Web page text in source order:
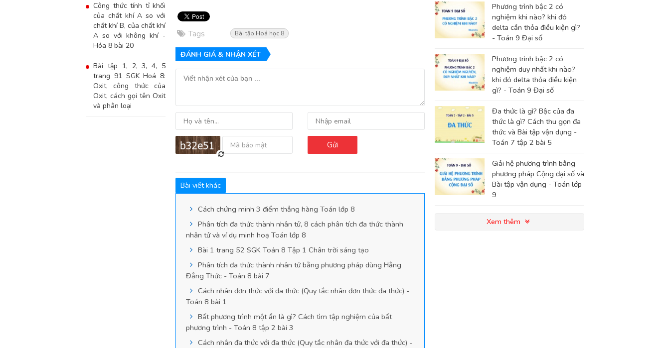
Công thức tính tỉ khối
của chất khí A so với
chất khí B, của chất khí
A so với không khí -
Hóa 8 bài 20
Bài tập 1, 2, 3, 4, 5
trang 91 SGK Hoá 8:
Oxit, công thức của
Oxit, cách gọi tên Oxit
và phân loại
Tags Bài tập Hoá học 8
ĐÁNH GIÁ & NHẬN XÉT
Gửi
Bài viết khác
Cách chứng minh 3 điểm thẳng hàng Toán lớp 8
Phân tích đa thức thành nhân tử, 8 cách phân tích đa thức thành
nhân tử và ví dụ minh hoạ Toán lớp 8
Bài 1 trang 52 SGK Toán 8 Tập 1 Chân trời sáng tạo
Phân tích đa thức thành nhân tử bằng phương pháp dùng Hằng
Đẳng Thức - Toán 8 bài 7
Cách nhân đơn thức với đa thức (Quy tắc nhân đơn thức đa thức) -
Toán 8 bài 1
Bất phương trình một ẩn là gì? Cách tìm tập nghiệm của bất
phương trình - Toán 8 tập 2 bài 3
Cách nhân đa thức với đa thức (Quy tắc nhân đa thức với đa thức) -
Phương trình bậc 2 có
nghiệm khi nào? khi đó
delta cần thỏa điều kiện gì?
- Toán 9 Đại số
Phương trình bậc 2 có
nghiệm duy nhất khi nào?
khi đó delta thỏa điều kiện
gì? - Toán 9 Đại số
Đa thức là gì? Bậc của đa
thức là gì? Cách thu gọn đa
thức và Bài tập vận dụng -
Toán 7 tập 2 bài 5
Giải hệ phương trình bằng
phương pháp Cộng đại số và
Bài tập vận dụng - Toán lớp
9
Xem thêm